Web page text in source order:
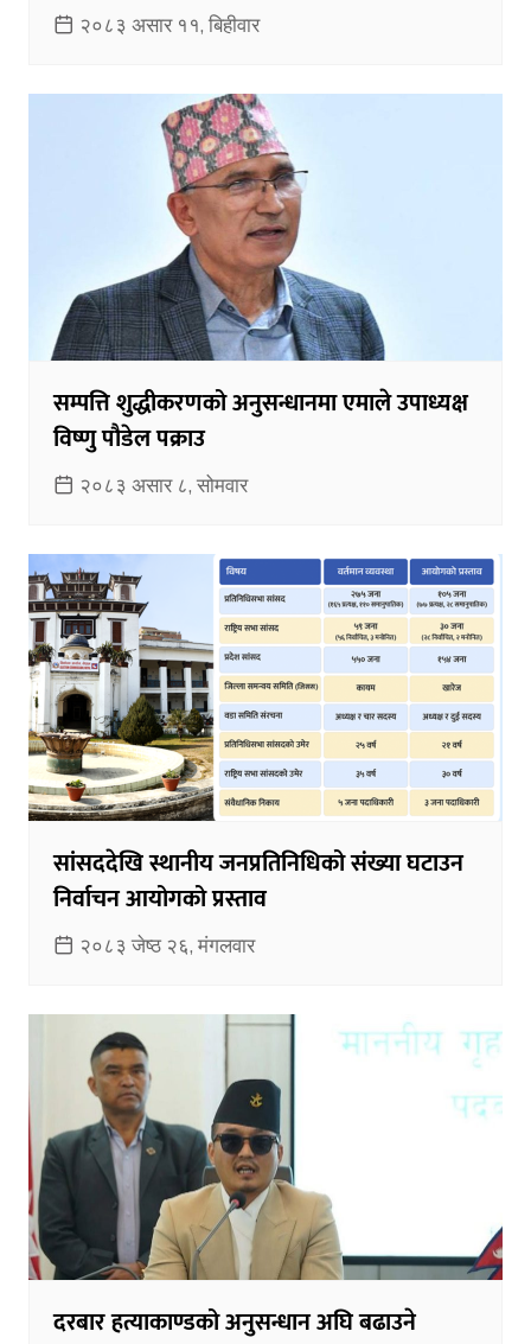
२०८३ असार ११, बिहीवार
सम्पत्ति शुद्धीकरणको अनुसन्धानमा एमाले उपाध्यक्ष
विष्णु पौडेल पक्राउ
२०८३ असार ८, सोमवार
सांसददेखि स्थानीय जनप्रतिनिधिको संख्या घटाउन
निर्वाचन आयोगको प्रस्ताव
२०८३ जेष्ठ २६, मंगलवार
दरबार हत्याकाण्डको अनुसन्धान अघि बढाउने